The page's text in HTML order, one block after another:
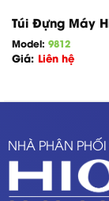
Túi Đựng Máy
Model: 9812
Giá: Liên hệ
NHÀ PHÂN